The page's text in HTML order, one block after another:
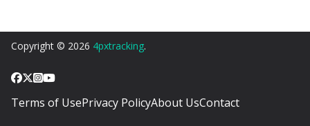
Copyright © 2026 4pxtracking.
Terms of UsePrivacy PolicyAbout UsContact